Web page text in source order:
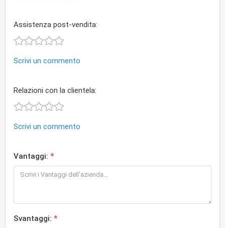
Assistenza post-vendita:
Scrivi un commento
Relazioni con la clientela:
Scrivi un commento
Vantaggi:
Svantaggi: